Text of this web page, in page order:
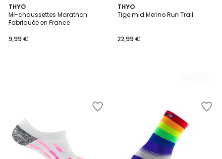
THYO
Mi-chaussettes Marathon
Fabriquée en France
9,99 €
THYO
Tige mid Merino Run Trail
22,99 €
2
Couleurs